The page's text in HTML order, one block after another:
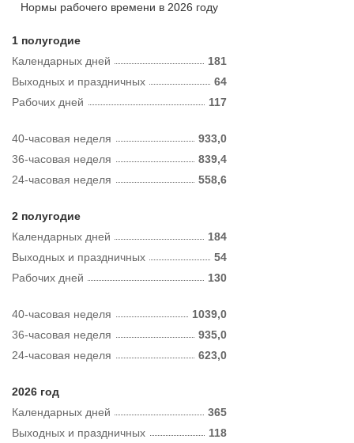
Нормы рабочего времени в 2026 году
1 полугодие
Календарных дней
181
Рабочих дней 117
Выходных и праздничных 64
40-часовая неделя
933,0
36-часовая неделя
839,4
24-часовая неделя
558,6
2 полугодие
Календарных дней
184
Рабочих дней 130
Выходных и праздничных 54
40-часовая неделя
1039,0
36-часовая неделя
935,0
24-часовая неделя
623,0
2026 год
Календарных дней
365
Выходных и праздничных 118